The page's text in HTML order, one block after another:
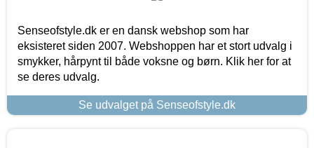
Senseofstyle.dk er en dansk webshop som har
eksisteret siden 2007. Webshoppen har et stort udvalg i
smykker, hårpynt til både voksne og børn. Klik her for at
se deres udvalg.
Se udvalget på Senseofstyle.dk